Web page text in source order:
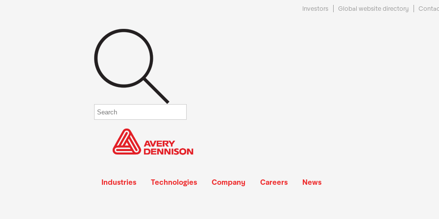
Investors Global website directory
Industries Technologies Company Careers News